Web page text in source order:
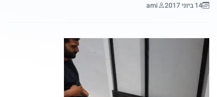
14 ביוני 2017 ami